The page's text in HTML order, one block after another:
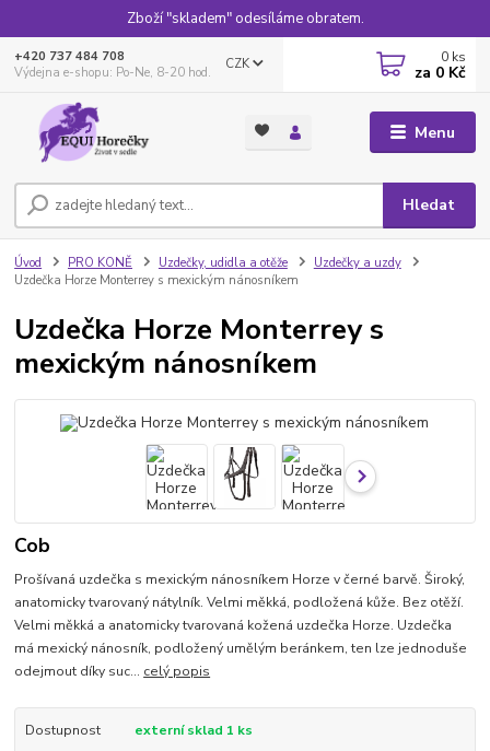
Zboží "skladem" odesíláme obratem.
Menu
CZK
Hledat
+420 737 484 708
Výdejna e-shopu: Po-Ne, 8-20 hod.
0 ks
za 0 Kč
Úvod PRO KONĚ Uzdečky, udidla a otěže
Uzdečky a uzdy
Uzdečka Horze Monterrey s mexickým nánosníkem
Uzdečka Horze Monterrey s
mexickým nánosníkem
Cob
Prošívaná uzdečka s mexickým nánosníkem Horze v černé barvě. Široký,
anatomicky tvarovaný nátylník. Velmi měkká, podložená kůže. Bez otěží.
Velmi měkká a anatomicky tvarovaná kožená uzdečka Horze. Uzdečka
má mexický nánosník, podložený umělým beránkem, ten lze jednoduše
odejmout díky suc... celý popis
Dostupnost
externí sklad 1 ks